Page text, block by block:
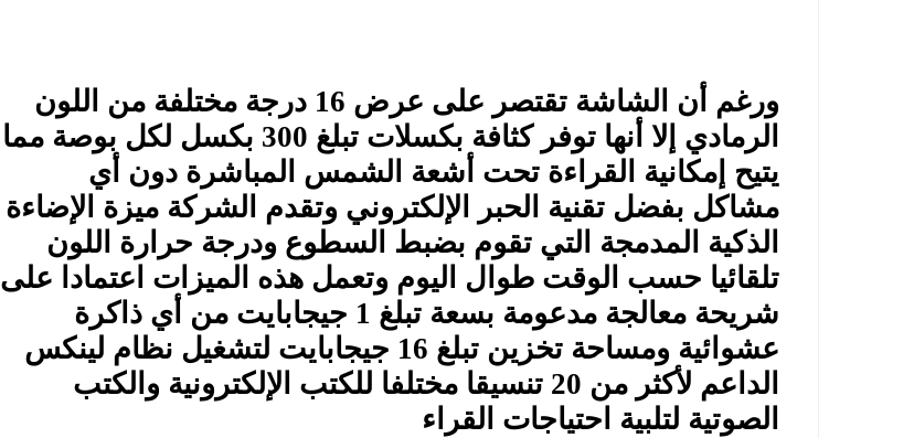
ورغم أن الشاشة تقتصر على عرض 16 درجة مختلفة من اللون
الرمادي إلا أنها توفر كثافة بكسلات تبلغ 300 بكسل لكل بوصة مما
يتيح إمكانية القراءة تحت أشعة الشمس المباشرة دون أي
مشاكل بفضل تقنية الحبر الإلكتروني وتقدم الشركة ميزة الإضاءة
الذكية المدمجة التي تقوم بضبط السطوع ودرجة حرارة اللون
تلقائيا حسب الوقت طوال اليوم وتعمل هذه الميزات اعتمادا على
شريحة معالجة مدعومة بسعة تبلغ 1 جيجابايت من أي ذاكرة
عشوائية ومساحة تخزين تبلغ 16 جيجابايت لتشغيل نظام لينكس
الداعم لأكثر من 20 تنسيقا مختلفا للكتب الإلكترونية والكتب
الصوتية لتلبية احتياجات القراء